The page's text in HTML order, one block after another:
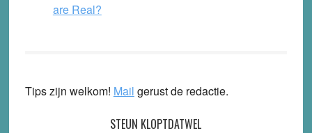
are Real?
Tips zijn welkom! Mail gerust de redactie.
STEUN KLOPTDATWEL